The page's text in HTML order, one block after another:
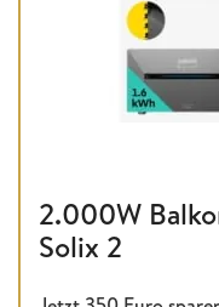
2.000W
Solix 2